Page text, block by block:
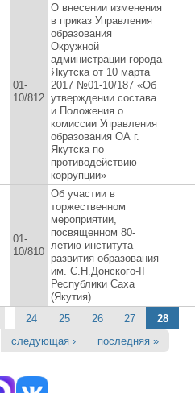
01-
10/812
О внесении изменения
в приказ Управления
образования
Окружной
администрации города
Якутска от 10 марта
2017 №01-10/187 «Об
утверждении состава
и Положения о
комиссии Управления
образования ОА г.
Якутска по
противодействию
коррупции»
01-
10/810
Об участии в
торжественном
мероприятии,
посвященном 80-
летию института
развития образования
им. С.Н.Донского-II
Республики Саха
(Якутия)
24 25 26 27
28
следующая › последняя »